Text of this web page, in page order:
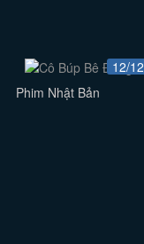
12/12
Phim Nhật Bản